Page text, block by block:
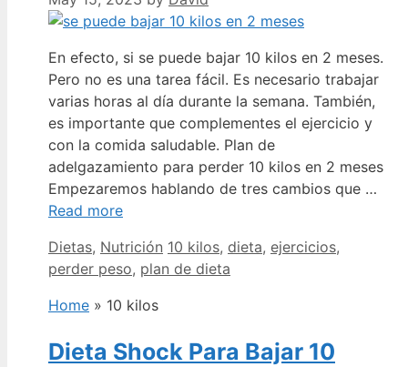
En efecto, si se puede bajar 10 kilos en 2 meses.
Pero no es una tarea fácil. Es necesario trabajar
varias horas al día durante la semana. También,
es importante que complementes el ejercicio y
con la comida saludable. Plan de
adelgazamiento para perder 10 kilos en 2 meses
Empezaremos hablando de tres cambios que …
Read more
Categories
Dietas, Nutrición Tags
10 kilos, dieta, ejercicios,
perder peso, plan de dieta
Home » 10 kilos
Dieta Shock Para Bajar 10